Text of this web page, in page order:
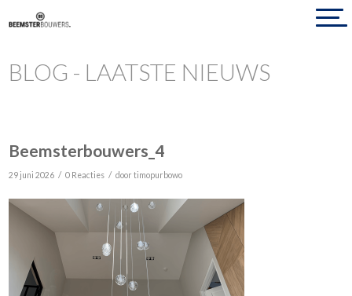
BLOG - LAATSTE NIEUWS
Beemsterbouwers_4
29 juni 2026 / 0 Reacties / doortimopurbowo